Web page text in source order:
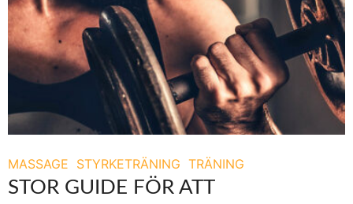
MASSAGE STYRKETRÄNING TRÄNING
STOR GUIDE FÖR ATT